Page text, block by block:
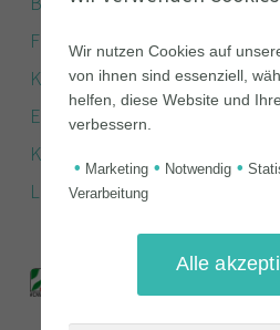
Features
Kurse
E-Learning Produktion
Kooperation
Login
Wir nutzen Cookies auf
von ihnen sind essenziell,
helfen, diese Website und
verbessern.
• Marketing • Notwendig •
Verarbeitung